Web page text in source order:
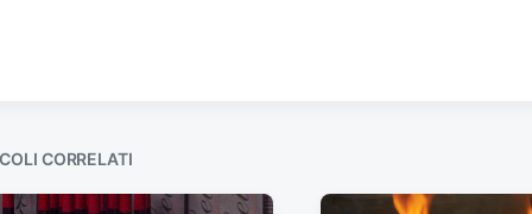
CORRELATI